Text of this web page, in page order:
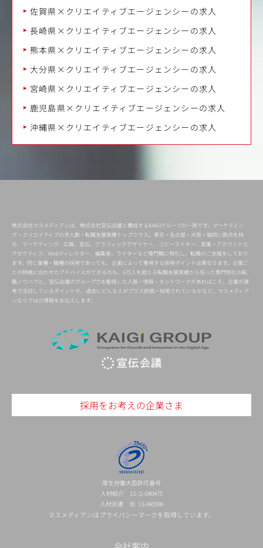
佐賀県×クリエイティブエージェンシーの求人
長崎県×クリエイティブエージェンシーの求人
熊本県×クリエイティブエージェンシーの求人
大分県×クリエイティブエージェンシーの求人
宮崎県×クリエイティブエージェンシーの求人
鹿児島県×クリエイティブエージェンシーの求人
沖縄県×クリエイティブエージェンシーの求人
株式会社マスメディアンは、株式会社宣伝会議と構成するKAIGIグループの一員です。マーケティン
グ・クリエイティブの求人数・転職支援実績トップクラス。東京・名古屋・大阪・福岡に拠点を持
ち、マーケティング、広報、宣伝、グラフィックデザイナー、コピーライター、営業・アカウントエ
グゼクティブ、Webディレクター、編集者、ライターなど専門職に特化し、転職のご支援をしており
ます。同じ業種・職種の採用であっても、企業によって重視する採用ポイントは異なります。企業ご
との特徴に合わせたアドバイスができるのも、6万人を超える転職支援実績から培った専門特化の転
職ノウハウと、宣伝会議のグループ力を駆使した人脈・情報・ネットワークがあればこそ。企業が選
考で注目しているポイントや、過去にどんな人がプラス評価・採用されているかなど、マスメディア
ンならではの情報をお伝えします。
採用をお考えの企業さま
厚生労働大臣許可番号
人材紹介 13-ユ-040475
人材派遣 派 13-040596
マスメディアンはプライバシーマークを取得しています。